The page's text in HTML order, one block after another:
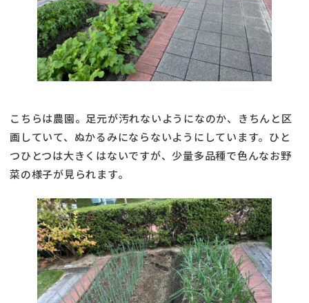
こちらは農園。足元が汚れないようになのか、きちんと区
画していて、ぬかるみにならないようにしています。ひと
つひとつは大きくはないですが、少量多品種で色んなお野
菜の様子が見られます。